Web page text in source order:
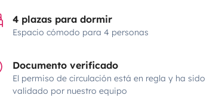
4 plazas para dormir
Espacio cómodo para 4 personas
Documento verificado
El permiso de circulación está en regla y ha sido
validado por nuestro equipo